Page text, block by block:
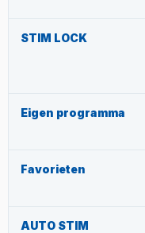
STIM LOCK
Eigen programma
Favorieten
AUTO STIM